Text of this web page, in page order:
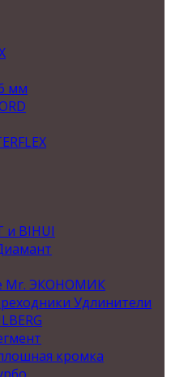
мм
и BIHUI
Mr. ЭКОНОМИК
Удлинители
кромка